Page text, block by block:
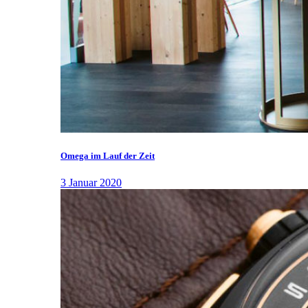
Omega im Lauf der Zeit
3 Januar 2020